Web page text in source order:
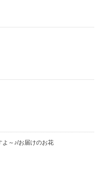
～♪/お届けのお花